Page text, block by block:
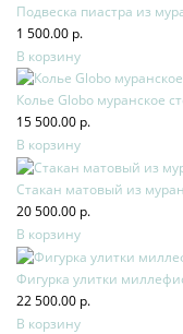
Подвеска пиастра из
1 500.00 р.
В корзину
Колье Globo муранское
15 500.00 р.
В корзину
Стакан матовый из
20 500.00 р.
В корзину
Фигурка улитки
22 500.00 р.
В корзину